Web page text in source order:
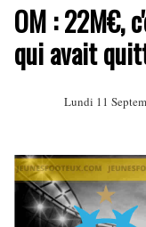
OM : 22M€,
qui avait
Lundi 11